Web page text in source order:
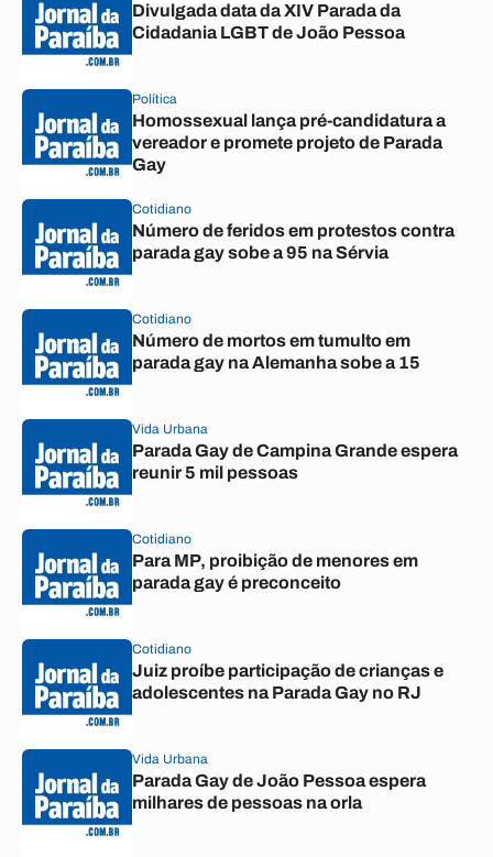
Divulgada data da XIV Parada da
Cidadania LGBT de João Pessoa
Política
Homossexual lança pré-candidatura a
vereador e promete projeto de Parada
Gay
Cotidiano
Número de feridos em protestos contra
parada gay sobe a 95 na Sérvia
Cotidiano
Número de mortos em tumulto em
parada gay na Alemanha sobe a 15
Vida Urbana
Parada Gay de Campina Grande espera
reunir 5 mil pessoas
Cotidiano
Para MP, proibição de menores em
parada gay é preconceito
Cotidiano
Juiz proíbe participação de crianças e
adolescentes na Parada Gay no RJ
Vida Urbana
Parada Gay de João Pessoa espera
milhares de pessoas na orla